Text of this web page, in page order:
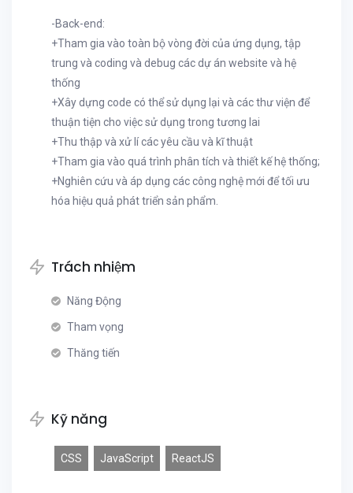
-Back-end:
+Tham gia vào toàn bộ vòng đời của ứng dụng, tập
trung và coding và debug các dự án website và hệ
thống
+Xây dựng code có thể sử dụng lại và các thư viện để
thuận tiện cho việc sử dụng trong tương lai
+Thu thập và xử lí các yêu cầu và kĩ thuật
+Tham gia vào quá trình phân tích và thiết kế hệ thống;
+Nghiên cứu và áp dụng các công nghệ mới để tối ưu
hóa hiệu quả phát triển sản phẩm.
Trách nhiệm
Năng Động
Tham vọng
Thăng tiến
Kỹ năng
CSS JavaScript ReactJS